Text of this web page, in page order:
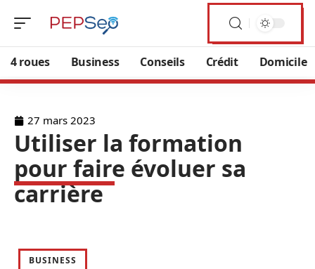
4 roues Business Conseils Crédit Domicile
27 mars 2023
Utiliser la formation
pour faire évoluer sa
carrière
BUSINESS